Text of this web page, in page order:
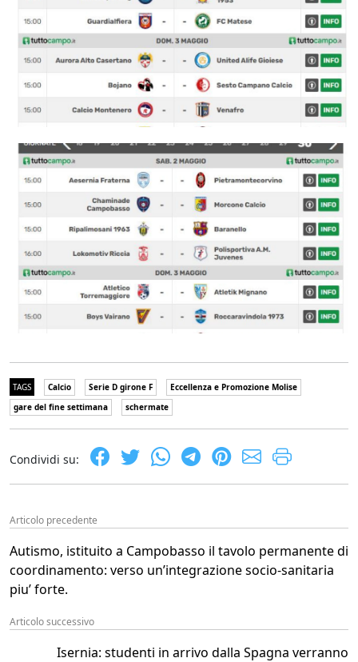
TAGS Calcio Serie D girone F
Eccellenza e Promozione Molise
gare del fine settimana
schermate
Condividi su:
Articolo precedente
Autismo, istituito a Campobasso il tavolo permanente di
coordinamento: verso un’integrazione socio-sanitaria
piu’ forte.
Articolo successivo
Isernia: studenti in arrivo dalla Spagna verranno